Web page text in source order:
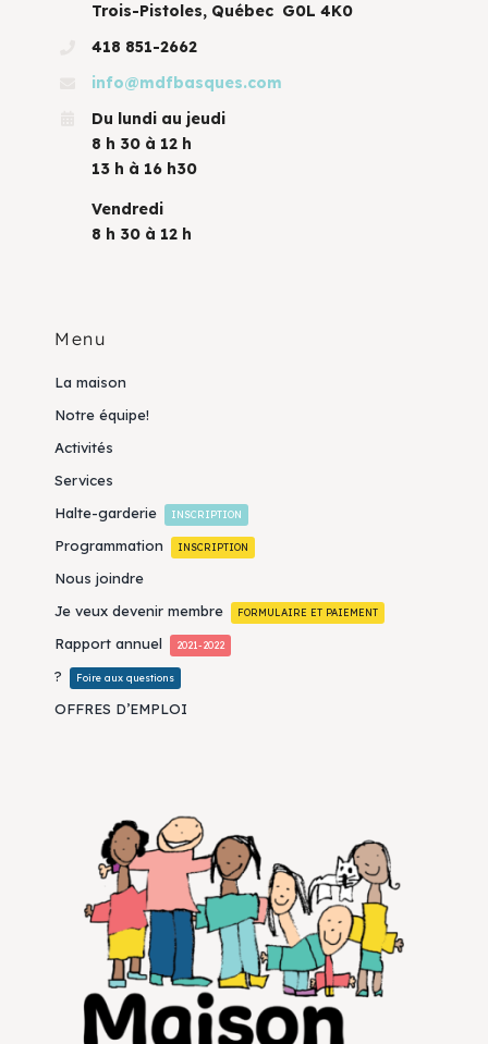
Trois-Pistoles, Québec G0L 4K0
418 851-2662
info@mdfbasques.com
Du lundi au jeudi
8 h 30 à 12 h
13 h à 16 h30
Vendredi
8 h 30 à 12 h
Menu
La maison
Notre équipe!
Activités
Services
Halte-garderie
INSCRIPTION
Programmation INSCRIPTION
Nous joindre
Je veux devenir membre
FORMULAIRE ET PAIEMENT
Rapport annuel 2021-2022
? Foire aux questions
OFFRES D’EMPLOI